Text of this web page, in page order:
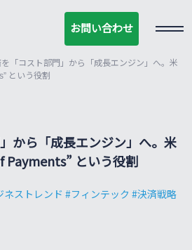
お問い合わせ
お問い合わせ
を「コスト部門」から「成長エンジン」へ。米
という役割
から「成長エンジン」へ。米
Payments” という役割
ネストレンド フィンテック
決済戦略